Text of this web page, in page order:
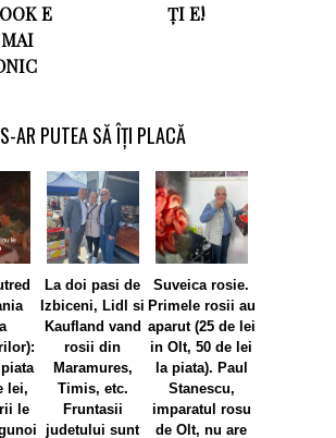
E
ȚI E!
S-AR PUTEA SĂ ÎȚI PLACĂ
lei,
le
La doi pasi de
Izbiceni, Lidl si
Kaufland vand
rosii din
Maramures,
Timis, etc.
Fruntasii
judetului sunt
Suveica rosie.
Primele rosii au
aparut (25 de lei
in Olt, 50 de lei
la piata). Paul
Stanescu,
imparatul rosu
de Olt, nu are